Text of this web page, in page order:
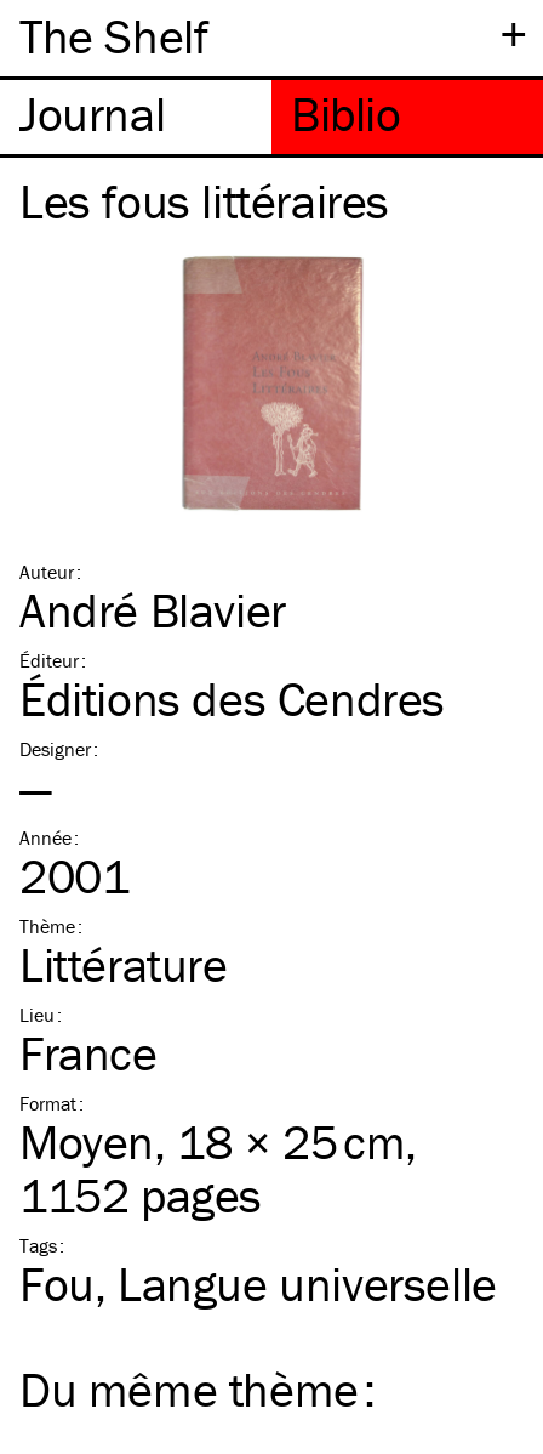
+
The Shelf
Les fous littéraires
Auteur:
André Blavier
Éditeur:
Éditions des Cendres
Designer:
—
Année:
2001
Thème:
Littérature
Lieu :
France
Format:
Moyen, 18 × 25 cm,
1152 pages
Tags:
Fou Langue universelle
Du même thème: